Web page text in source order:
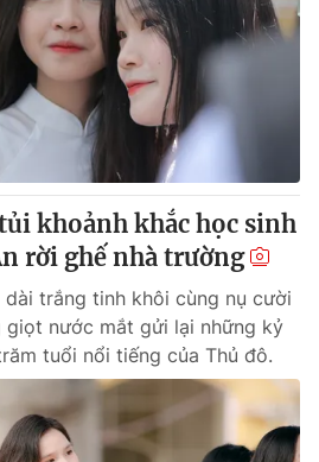
khoảnh khắc học sinh
rời ghế nhà trường
trắng tinh khôi cùng nụ cười
giọt nước mắt gửi lại những kỷ
tuổi nổi tiếng của Thủ đô.